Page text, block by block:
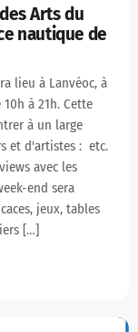
Arts du
nautique de
lieu à Lanvéoc, à
à 21h. Cette
à un large
et d'artistes : etc.
avec les
end sera
jeux, tables
[…]